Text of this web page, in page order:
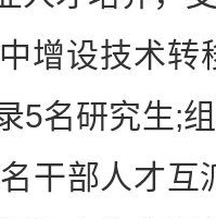
增设技术转
5名研究生;
干部人才互